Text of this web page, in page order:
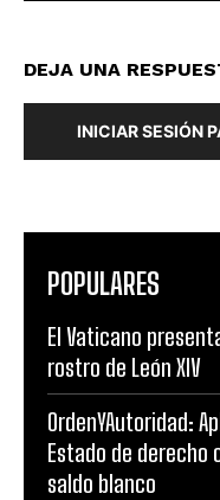
DEJA UNA
INICIAR SESIÓN
POPULARES
El Vaticano
rostro de León XIV
OrdenYAutoridad:
Estado de derecho
saldo blanco